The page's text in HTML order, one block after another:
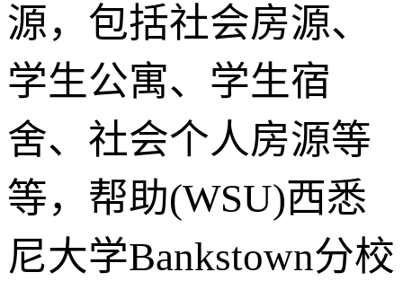
源，包括社会房源、
学生公寓、学生宿
舍、社会个人房源等
等，帮助(WSU)西悉
尼大学Bankstown分校